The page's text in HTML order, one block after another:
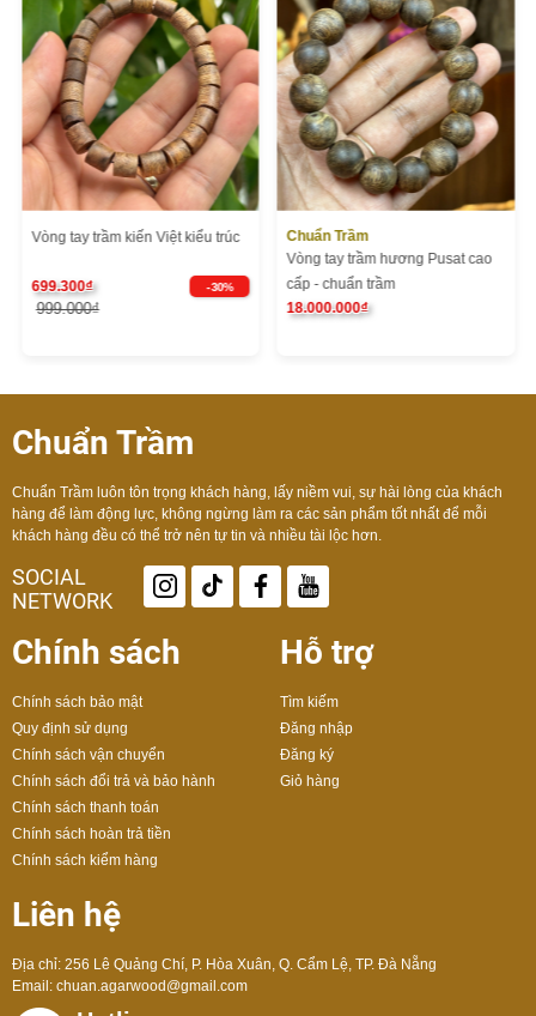
Vòng tay trầm kiến Việt kiểu trúc
699.300₫
999.000₫
- 30%
Chuẩn Trầm
Vòng tay trầm hương Pusat cao
cấp - chuẩn trầm
18.000.000₫
Chuẩn Trầm
Chuẩn Trầm luôn tôn trọng khách hàng, lấy niềm vui, sự hài lòng của khách
hàng để làm động lực, không ngừng làm ra các sản phẩm tốt nhất để mỗi
khách hàng đều có thể trở nên tự tin và nhiều tài lộc hơn.
SOCIAL
NETWORK
Chính sách
Chính sách bảo mật
Quy định sử dụng
Chính sách vận chuyển
Chính sách đổi trả và bảo hành
Chính sách thanh toán
Chính sách hoàn trả tiền
Chính sách kiểm hàng
Hỗ trợ
Tìm kiếm
Đăng nhập
Đăng ký
Giỏ hàng
Liên hệ
Địa chỉ: 256 Lê Quảng Chí, P. Hòa Xuân, Q. Cẩm Lệ, TP. Đà Nẵng
Email: chuan.agarwood@gmail.com